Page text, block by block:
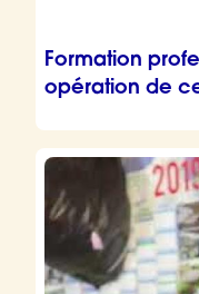
Formation
opération de